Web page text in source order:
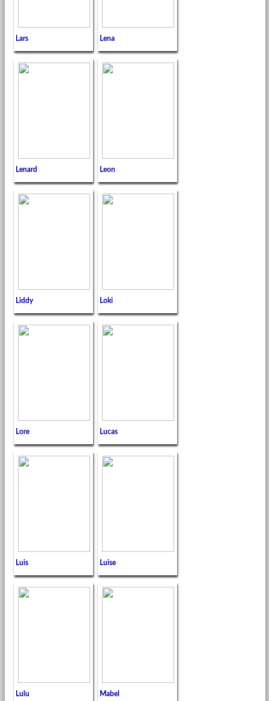
Lars Lena
Lenard Leon
Liddy Loki
Lore Lucas
Luis Luise
Lulu Mabel